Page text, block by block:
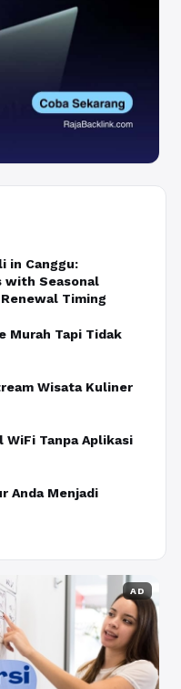
in Canggu:
with Seasonal
Timing
Murah Tapi Tidak
Wisata Kuliner
WiFi Tanpa Aplikasi
Anda Menjadi
AD